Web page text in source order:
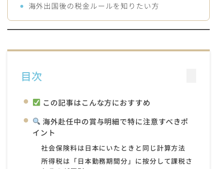
海外出国後の税金ルールを知りたい方
目次
この記事はこんな方におすすめ
海外赴任中の賞与明細で特に注意すべきポ
イント
社会保険料は日本にいたときと同じ計算方法
所得税は「日本勤務期間分」に按分して課税さ